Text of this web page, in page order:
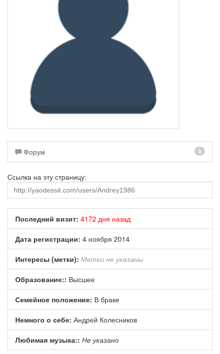
Форум 3
Ссылка на эту страницу:
Последний визит: 4172 дня назад
Дата регистрации: 4 ноября 2014
Интересы (метки): Метки не указаны
Образование:: Высшее
Семейное положение: В браке
Немного о себе: Андрей Колесников
Любимая музыка:: Не указано